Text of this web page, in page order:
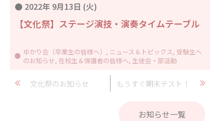
● 2022年 9月13日 (火)
【文化祭】ステージ演技・演奏タイムテーブル
ゆかり会（卒業生の皆様へ） , ニュース＆トピックス, 受験生へ
のお知らせ, 在校生＆保護者の皆様へ, 生徒会・部活動
文化祭のお知らせ もうすぐ期末テスト！
お知らせ一覧